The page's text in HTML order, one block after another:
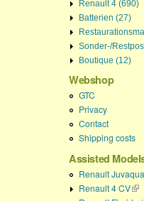
Renault 4 (690)
Batterien (27)
Sonder-/
Boutique (12)
Webshop
GTC
Privacy
Contact
Shipping costs
Assisted
Renault
Renault 4 CV